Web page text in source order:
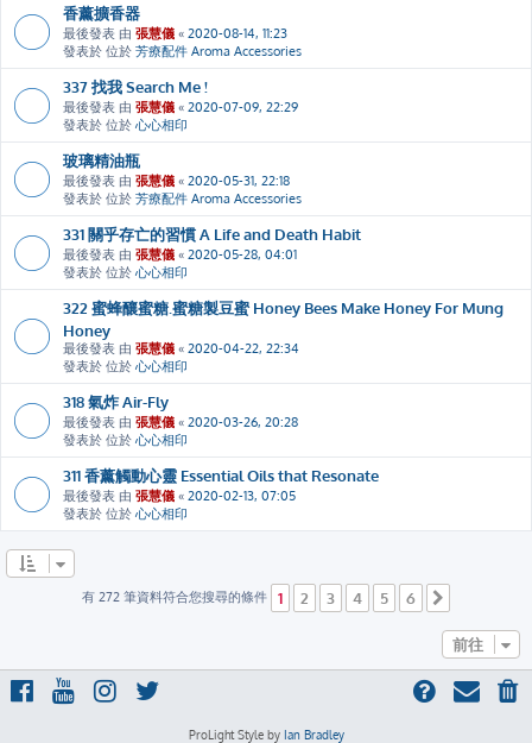
香薰擴香器
最後發表 由 張慧儀 « 2020-08-14, 11:23
發表於 位於 芳療配件 Aroma Accessories
337 找我 Search Me !
最後發表 由 張慧儀 « 2020-07-09, 22:29
發表於 位於 心心相印
玻璃精油瓶
最後發表 由 張慧儀 « 2020-05-31, 22:18
發表於 位於 芳療配件 Aroma Accessories
331 關乎存亡的習慣 A Life and Death Habit
最後發表 由 張慧儀 « 2020-05-28, 04:01
發表於 位於 心心相印
322 蜜蜂釀蜜糖.蜜糖製豆蜜 Honey Bees Make Honey For Mung
Honey
最後發表 由 張慧儀 « 2020-04-22, 22:34
發表於 位於 心心相印
318 氣炸 Air-Fly
最後發表 由 張慧儀 « 2020-03-26, 20:28
發表於 位於 心心相印
311 香薰觸動心靈 Essential Oils that Resonate
最後發表 由 張慧儀 « 2020-02-13, 07:05
發表於 位於 心心相印
有 272 筆資料符合您搜尋的條件 1 2 3 4 5 6
前往
ProLight Style by Ian Bradley